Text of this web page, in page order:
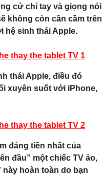
cử chỉ tay và giọng nói
không còn cần cầm trên
hệ sinh thái Apple.
thái Apple, điều đó
xuyên suốt với iPhone,
đáng tiền nhất của
đầu” một chiếc TV ảo,
hoàn toàn do bạn